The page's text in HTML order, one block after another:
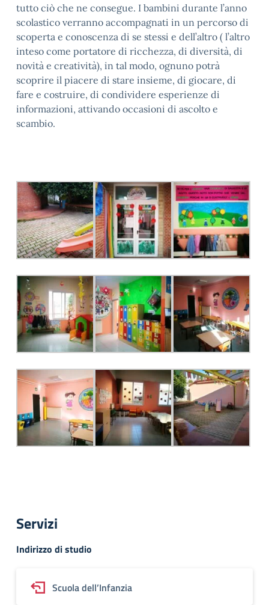
tutto ciò che ne consegue. I bambini durante l’anno
scolastico verranno accompagnati in un percorso di
scoperta e conoscenza di se stessi e dell’altro ( l’altro
inteso come portatore di ricchezza, di diversità, di
novità e creatività), in tal modo, ognuno potrà
scoprire il piacere di stare insieme, di giocare, di
fare e costruire, di condividere esperienze di
informazioni, attivando occasioni di ascolto e
scambio.
Servizi
Indirizzo di studio
Scuola dell’Infanzia